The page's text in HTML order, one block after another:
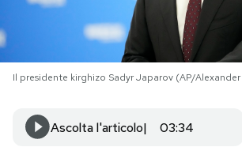
NEWSLETTER
I MIEI PREFERITI
SHOP
Il presidente kirghizo Sadyr Japarov (AP/
Ascolta l'articolo 03:34